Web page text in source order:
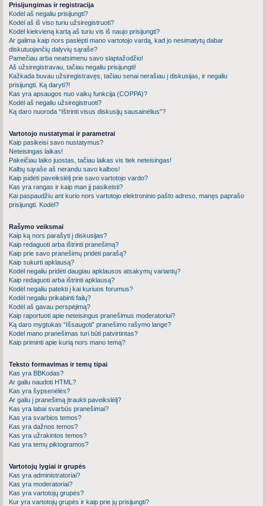
Prisijungimas ir registracija
Kodėl aš negaliu prisijungti?
Kodėl aš iš viso turiu užsiregistruoti?
Kodėl kiekvieną kartą aš turiu vis iš naujo prisijungti?
Ar galima kaip nors paslėpti mano vartotojo vardą, kad jo nesimatytų dabar
diskutuojančių dalyvių sąraše?
Pamečiau arba neatsimenu savo slaptažodžio!
Aš užsiregistravau, tačiau negaliu prisijungti!
Kažkada buvau užsiregistravęs, tačiau senai nerašiau į diskusijas, ir negaliu
prisijungti. Ką daryti?!
Kas yra apsaugos nuo vaikų funkcija (COPPA)?
Kodėl aš negaliu užsiregistruoti?
Ką daro nuoroda “Ištrinti visus diskusijų sausainėlius”?
Vartotojo nustatymai ir parametrai
Kaip pasikeisi savo nustatymus?
Neteisingas laikas!
Pakeičiau laiko juostas, tačiau laikas vis tiek neteisingas!
Kalbų sąraše aš nerandu savo kalbos!
Kaip įsidėti paveikslėlį prie savo vartotojo vardo?
Kas yra rangas ir kaip man jį pasikeisti?
Kai paspaudžiu ant kurio nors vartotojo elektroninio pašto adreso, manęs paprašo
prisijungti. Kodėl?
Rašymo veiksmai
Kaip ką nors parašyti į diskusijas?
Kaip redaguoti arba ištrinti pranešimą?
Kaip prie savo pranešimų pridėti parašą?
Kaip sukurti apklausą?
Kodėl negaliu pridėti daugiau apklausos atsakymų variantų?
Kaip redaguoti arba ištrinti apklausą?
Kodėl negaliu patekti į kai kuriuos forumus?
Kodėl negaliu prikabinti failų?
Kodėl aš gavau perspėjimą?
Kaip raportuoti apie neteisingus pranešimus moderatoriui?
Ką daro mygtukas “Išsaugoti” pranešimo rašymo lange?
Kodėl mano pranešimas turi būti patvirtintas?
Kaip priminti apie kurią nors mano temą?
Teksto formavimas ir temų tipai
Kas yra BBKodas?
Ar galiu naudoti HTML?
Kas yra šypsenėlės?
Ar galiu į pranešimą įtraukti paveikslėlį?
Kas yra labai svarbūs pranešimai?
Kas yra svarbios temos?
Kas yra dažnos temos?
Kas yra užrakintos temos?
Kas yra temų piktogramos?
Vartotojų lygiai ir grupės
Kas yra administratoriai?
Kas yra moderatoriai?
Kas yra vartotojų grupės?
Kur yra vartotojų grupės ir kaip prie jų prisijungti?